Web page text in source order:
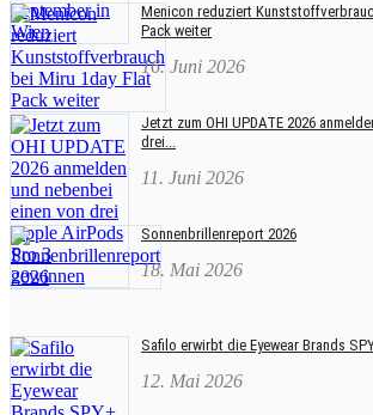
Menicon reduziert
Pack weiter
16. Juni 2026
Jetzt zum OHI UPDATE 2026
drei...
11. Juni 2026
Sonnenbrillenreport 2026
18. Mai 2026
Safilo erwirbt die Eyewear Brands
12. Mai 2026